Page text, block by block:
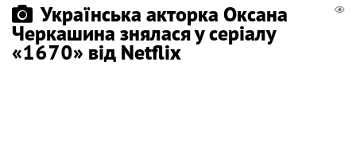
Українська акторка Оксана
Черкашина знялася у серіалу
«1670» від Netflix